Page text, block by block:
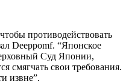
противодействовать
Deeppomf. “Японское
Суд Японии,
смягчать свои требования.
извне”.